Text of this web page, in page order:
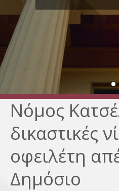
Νόμος
δικαστικές
οφειλέτη
Δημόσιο